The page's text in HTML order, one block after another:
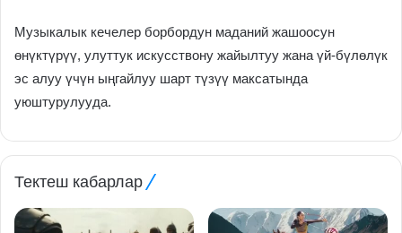
Музыкалык кечелер борбордун маданий жашоосун
өнүктүрүү, улуттук искусствону жайылтуу жана үй-бүлөлүк
эс алуу үчүн ыңгайлуу шарт түзүү максатында
уюштурулууда.
Тектеш кабарлар